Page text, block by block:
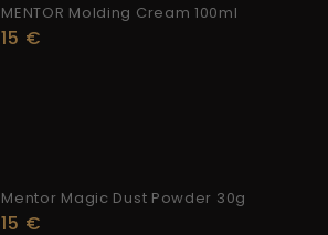
MENTOR Molding Cream 100ml
15 €
Mentor Magic Dust Powder 30g
15 €